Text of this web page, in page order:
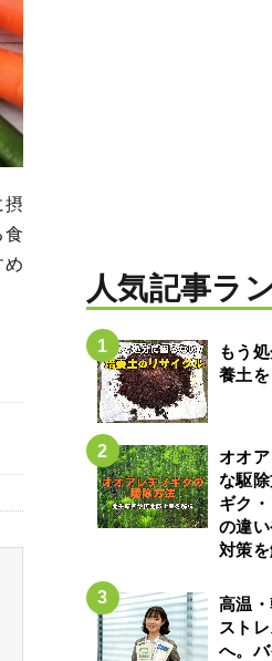
摂
食
め
人気記事ラ
もう
養土
オオ
な駆
ギク
の違
対策
高温
スト
へ。